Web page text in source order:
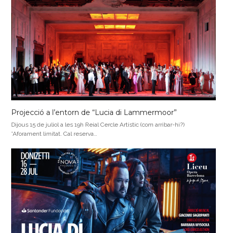
Projecció a l’entorn de “Lucia di Lammermoor”
Dijous 15 de juliol a les 19h Reial Cercle Artístic (com arribar-hi?)
*Aforament limitat. Cal reserva…